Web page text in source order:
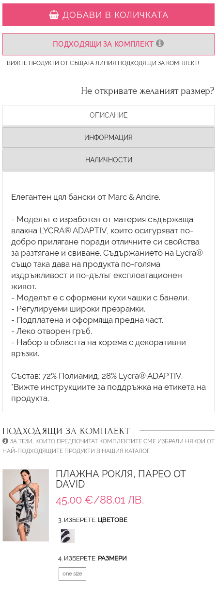
ДОБАВИ В КОЛИЧКАТА
ПОДХОДЯЩИ ЗА КОМПЛЕКТ
ВИЖТЕ ПРОДУКТИ ОТ СЪЩАТА ЛИНИЯ ПОДХОДЯЩИ ЗА КОМПЛЕКТ!
Не откривате желаният размер?
ОПИСАНИЕ
ИНФОРМАЦИЯ
НАЛИЧНОСТИ
Елегантен цял бански от Marc & Andre.
- Моделът е изработен от материя съдържаща
влакна LYCRA® ADAPTIV, които осигуряват по-
добро прилягане поради отличните си свойства
за разтягане и свиване. Съдържанието на Lycra®
също така дава на продукта по-голяма
издръжливост и по-дълъг експлоатационен
живот.
- Моделът е с оформени кухи чашки с банели.
- Регулируеми широки презрамки.
- Подплатена и оформяща предна част.
- Леко отворен гръб.
- Набор в областта на корема с декоративни
връзки.
Състав: 72% Полиамид, 28% Lycra® ADAPTIV.
*Вижте инструкциите за поддръжка на етикета на
ПОДХОДЯЩИ ЗА КОМПЛЕКТ
ЗА ТЕЗИ, КОИТО ПРЕДПОЧИТАТ КОМПЛЕКТИТЕ СМЕ ИЗБРАЛИ НЯКОИ ОТ
НАЙ-ПОДХОДЯЩИТЕ ПРОДУКТИ В НАШИЯ КАТАЛОГ.
ПЛАЖНА РОКЛЯ, ПАРЕО ОТ
DAVID
45.00 €/88.01 ЛВ.
3. ИЗБЕРЕТЕ: ЦВЕТОВЕ
4. ИЗБЕРЕТЕ: РАЗМЕРИ
one size